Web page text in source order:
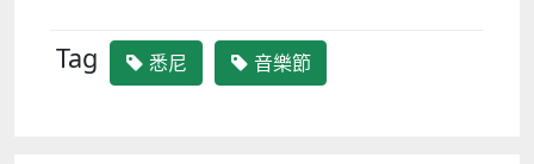
Tag 悉尼 音樂節